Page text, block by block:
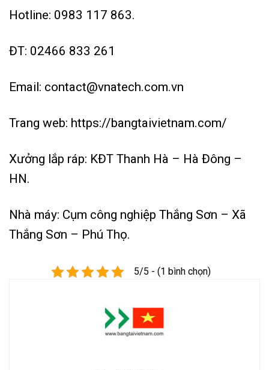
Hotline: 0983 117 863.
ĐT: 02466 833 261
Email: contact@vnatech.com.vn
Trang web: https://bangtaivietnam.com/
Xưởng lắp ráp: KĐT Thanh Hà – Hà Đông –
HN.
Nhà máy: Cụm công nghiệp Thắng Sơn – Xã
Thắng Sơn – Phú Thọ.
5/5 - (1 bình chọn)